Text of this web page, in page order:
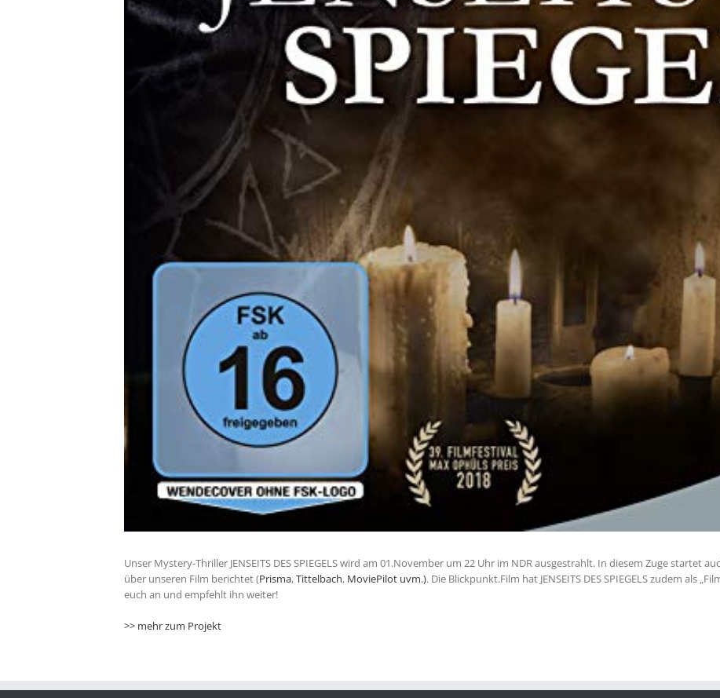
Unser Mystery-Thriller JENSEITS DES SPIEGELS wird am 01.November um 22 Uhr im NDR ausgestrahlt. In diesem Zuge startet
über unseren Film berichtet (Prisma,Tittelbach, MoviePilot uvm.). Die Blickpunkt.Film hat JENSEITS DES SPIEGELS zudem als
euch an und empfehlt ihn weiter!
>> mehr zum Projekt